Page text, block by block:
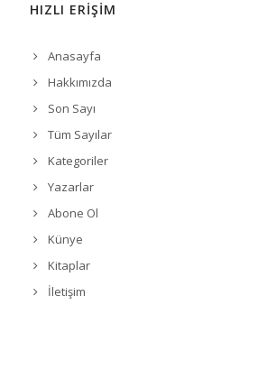
HIZLI ERİŞİM
Anasayfa
Hakkımızda
Son Sayı
Tüm Sayılar
Kategoriler
Yazarlar
Abone Ol
Künye
Kitaplar
İletişim